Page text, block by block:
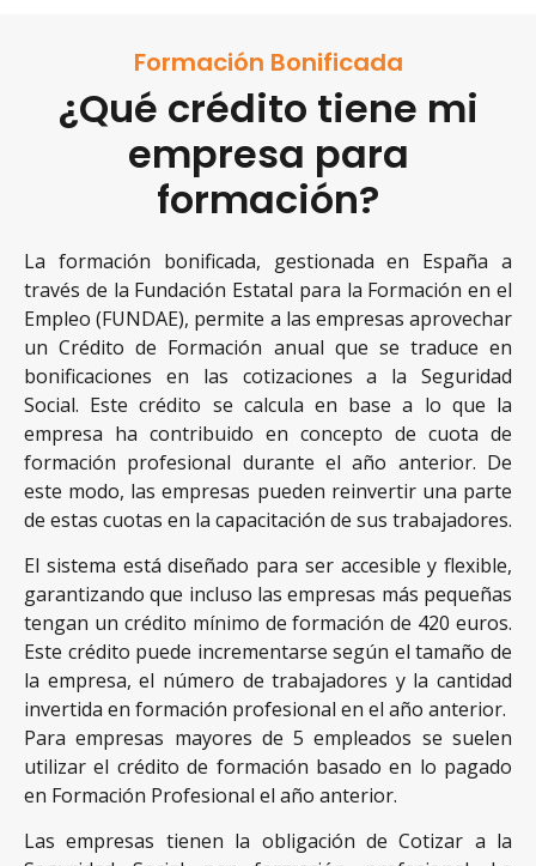
Formación Bonificada
¿Qué crédito tiene mi
empresa para
formación?
La formación bonificada, gestionada en España a
través de la Fundación Estatal para la Formación en el
Empleo (FUNDAE), permite a las empresas aprovechar
un Crédito de Formación anual que se traduce en
bonificaciones en las cotizaciones a la Seguridad
Social. Este crédito se calcula en base a lo que la
empresa ha contribuido en concepto de cuota de
formación profesional durante el año anterior. De
este modo, las empresas pueden reinvertir una parte
de estas cuotas en la capacitación de sus trabajadores.
El sistema está diseñado para ser accesible y flexible,
garantizando que incluso las empresas más pequeñas
tengan un crédito mínimo de formación de 420 euros.
Este crédito puede incrementarse según el tamaño de
la empresa, el número de trabajadores y la cantidad
invertida en formación profesional en el año anterior.
Para empresas mayores de 5 empleados se suelen
utilizar el crédito de formación basado en lo pagado
en Formación Profesional el año anterior.
Las empresas tienen la obligación de Cotizar a la